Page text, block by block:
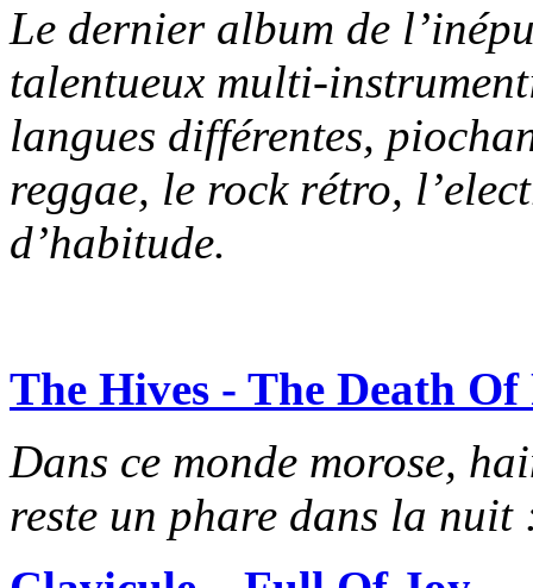
Le dernier album de
talentueux multi-
langues différentes,
reggae, le rock rétro,
d’habitude.
The Hives - The Death
Dans ce monde morose,
reste un phare dans la nuit